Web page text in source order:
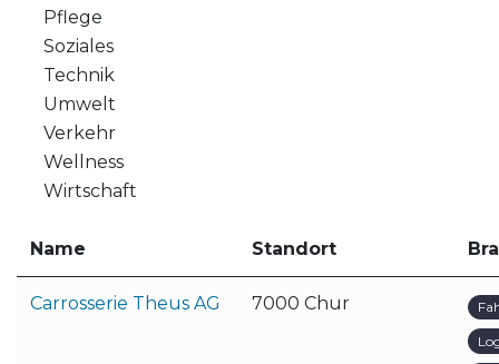
Pflege
Soziales
Technik
Umwelt
Verkehr
Wellness
Wirtschaft
Name Standort
Carrosserie Theus AG 7000 Chur